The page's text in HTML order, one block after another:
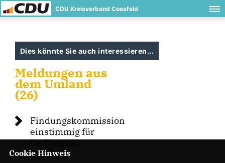
CDU Kreisverband Coesfeld
Dies könnte Sie auch interessieren...
Meldungen aus
dem Umland
(26)
Findungskommission
einstimmig für
Dr. Dietmar
Thönnes
Cookie Hinweis